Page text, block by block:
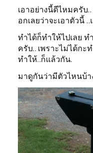
เอาอย่างนี้ดีไหมครับ
อกเลยว่าจะเอาตัวนี้
ทำได้ก็ทำให้ไปเลย ท
ครับ.. เพราะไม่ได้กะ
ทำให้..ก็แล้วกัน.
มาดูกันว่ามีตัวไหนบ้า